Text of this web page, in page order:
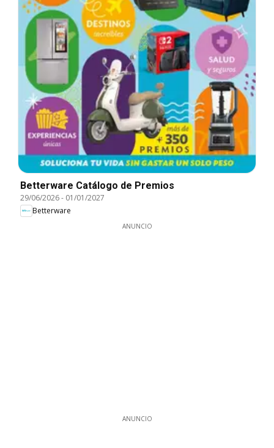
Betterware Catálogo de Premios
29/06/2026- 01/01/2027
Betterware
ANUNCIO
ANUNCIO